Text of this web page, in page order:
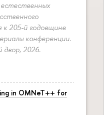
к 205-й годовщине
конференции.
двор, 2026.
in OMNeT++ for